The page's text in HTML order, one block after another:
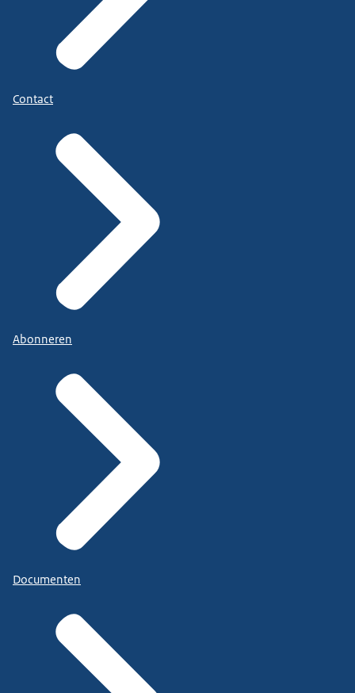
Contact
Abonneren
Documenten